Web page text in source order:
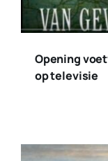
Opening
op televisie